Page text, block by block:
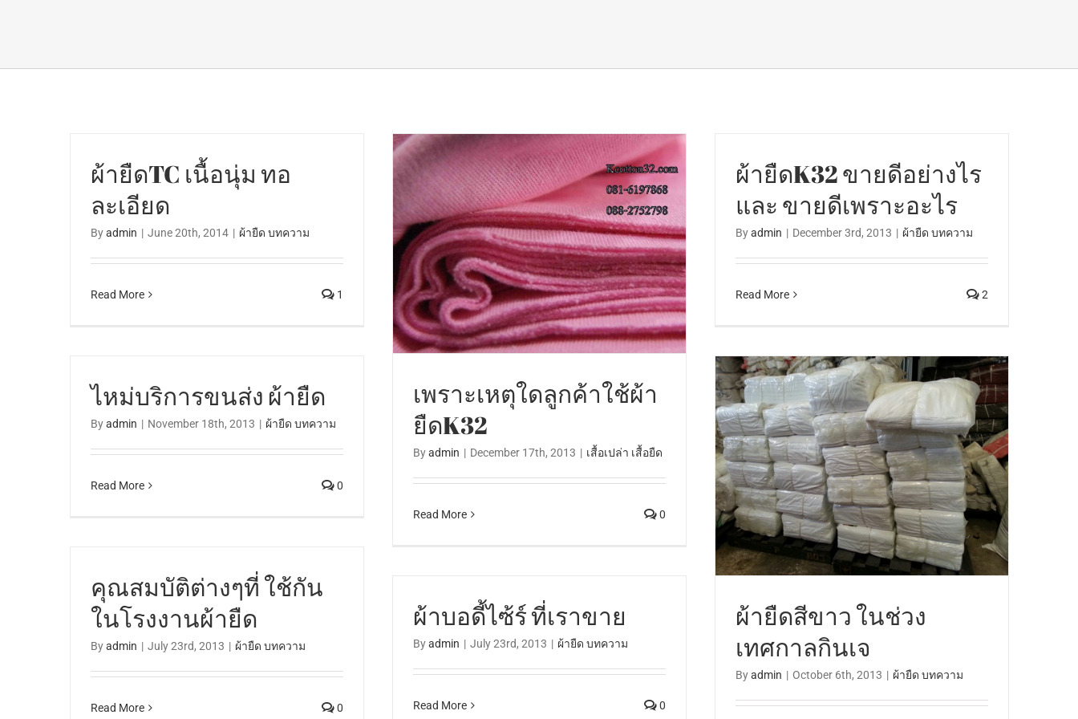
ผ้ายืดTC เนื้อนุ่ม ทอ
ละเอียด
Byadmin | June 20th, 2014 | ผ้ายืด บทความ
Read More 1
เพราะเหตุใดลูกค้าใช้ผ้า
ยืดK32
Byadmin | December 17th, 2013 | เสื้อเปล่า เสื้อยืด
Read More 0
ผ้ายืดK32 ขายดีอย่างไร
และ ขายดีเพราะอะไร
Byadmin | December 3rd, 2013 | ผ้ายืด บทความ
Read More 2
ไหม่บริการขนส่ง ผ้ายืด
Byadmin | November 18th, 2013 | ผ้ายืด บทความ
Read More 0
ผ้ายืดสีขาว ในช่วง
เทศกาลกินเจ
Byadmin | October 6th, 2013 | ผ้ายืด บทความ
คุณสมบัติต่างๆที่ ใช้กัน
ในโรงงานผ้ายืด
Byadmin | July 23rd, 2013 | ผ้ายืด บทความ
Read More 0
ผ้าบอดี้ไซ้ร์ ที่เราขาย
Byadmin | July 23rd, 2013 | ผ้ายืด บทความ
Read More 0